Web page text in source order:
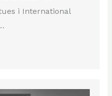
i International